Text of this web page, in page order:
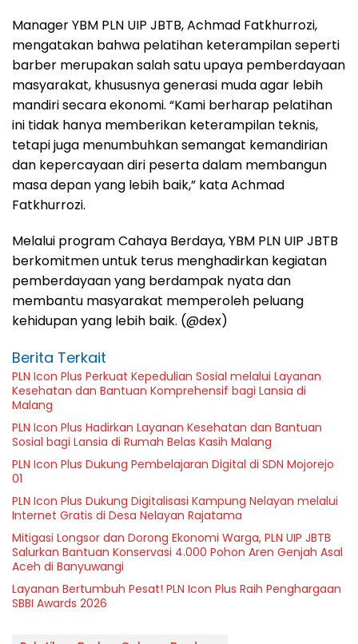
Manager YBM PLN UIP JBTB, Achmad Fatkhurrozi,
mengatakan bahwa pelatihan keterampilan seperti
barber merupakan salah satu upaya pemberdayaan
masyarakat, khususnya generasi muda agar lebih
mandiri secara ekonomi. “Kami berharap pelatihan
ini tidak hanya memberikan keterampilan teknis,
tetapi juga menumbuhkan semangat kemandirian
dan kepercayaan diri peserta dalam membangun
masa depan yang lebih baik,” kata Achmad
Fatkhurrozi.
Melalui program Cahaya Berdaya, YBM PLN UIP JBTB
berkomitmen untuk terus menghadirkan kegiatan
pemberdayaan yang berdampak nyata dan
membantu masyarakat memperoleh peluang
kehidupan yang lebih baik. (@dex)
Berita Terkait
PLN Icon Plus Perkuat Kepedulian Sosial melalui Layanan
Kesehatan dan Bantuan Komprehensif bagi Lansia di
Malang
PLN Icon Plus Hadirkan Layanan Kesehatan dan Bantuan
Sosial bagi Lansia di Rumah Belas Kasih Malang
PLN Icon Plus Dukung Pembelajaran Digital di SDN Mojorejo
01
PLN Icon Plus Dukung Digitalisasi Kampung Nelayan melalui
Internet Gratis di Desa Nelayan Rajatama
Mitigasi Longsor dan Dorong Ekonomi Warga, PLN UIP JBTB
Salurkan Bantuan Konservasi 4.000 Pohon Aren Genjah Asal
Aceh di Banyuwangi
Layanan Bertumbuh Pesat! PLN Icon Plus Raih Penghargaan
SBBI Awards 2026